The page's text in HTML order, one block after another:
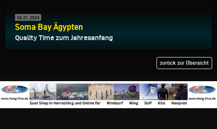
06.01.2024
Soma Bay Ägypten
Quality Time zum Jahresanfang
zurück zur Übersicht